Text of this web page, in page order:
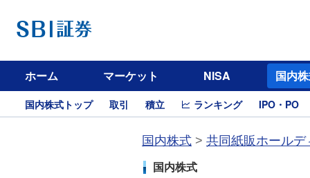
ホーム マーケット NISA 国内
国内株式トップ 取引 積立 ランキング IPO・PO
国内株式 > 共同紙販ホール
国内株式